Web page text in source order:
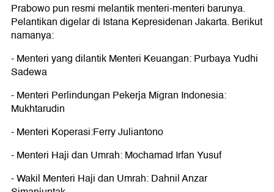
Prabowo pun resmi melantik menteri-menteri barunya.
Pelantikan digelar di Istana Kepresidenan Jakarta. Berikut
namanya:
- Menteri yang dilantik Menteri Keuangan: Purbaya Yudhi
Sadewa
- Menteri Perlindungan Pekerja Migran Indonesia:
Mukhtarudin
- Menteri Koperasi:Ferry Juliantono
- Menteri Haji dan Umrah: Mochamad Irfan Yusuf
- Wakil Menteri Haji dan Umrah: Dahnil Anzar